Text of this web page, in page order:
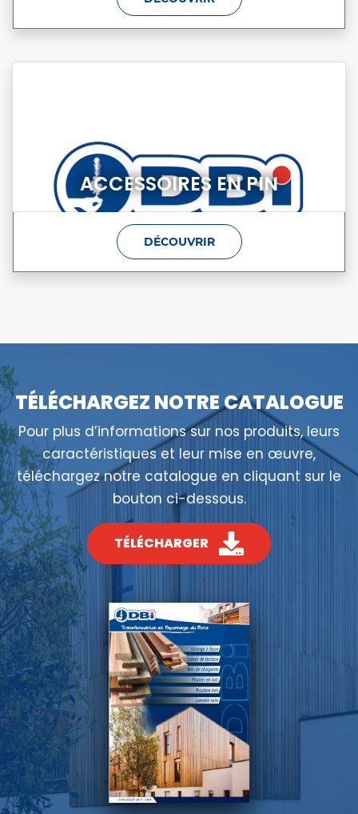
ACCESSOIRES EN PIN
DÉCOUVRIR
TÉLÉCHARGEZ NOTRE CATALOGUE
Pour plus d’informations sur nos produits, leurs
caractéristiques et leur mise en œuvre,
téléchargez notre catalogue en cliquant sur le
bouton ci-dessous.
TÉLÉCHARGER